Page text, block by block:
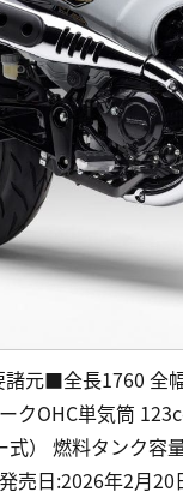
諸元■全長1760 全
クOHC単気筒
式） 燃料タンク
売日:2026年2月20